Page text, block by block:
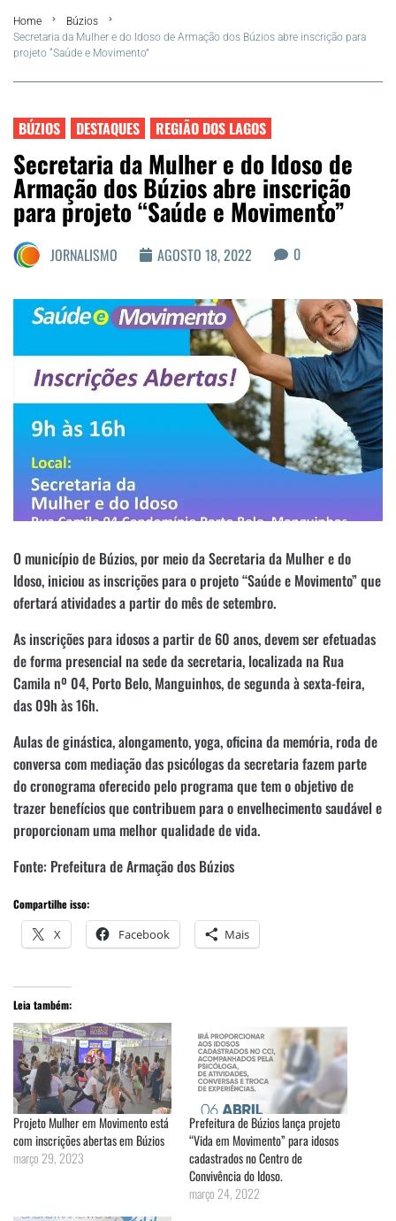
FLA Araru 2026
Araruama
Região dos Lagos
Agenda Cultural
Colunistas
Matérias Exclusivas
Home
Búzios
Secretaria da Mulher e do Idoso de Armação dos Búzios abre inscrição para
projeto “Saúde e Movimento”
BÚZIOS DESTAQUES REGIÃO DOS LAGOS
Secretaria da Mulher e do Idoso de
Armação dos Búzios abre inscrição
para projeto “Saúde e Movimento”
JORNALISMO AGOSTO 18, 2022 0
O município de Búzios, por meio da Secretaria da Mulher e do
Idoso, iniciou as inscrições para o projeto “Saúde e Movimento” que
ofertará atividades a partir do mês de setembro.
As inscrições para idosos a partir de 60 anos, devem ser efetuadas
de forma presencial na sede da secretaria, localizada na Rua
Camila nº 04, Porto Belo, Manguinhos, de segunda à sexta-feira,
das 09h às 16h.
Aulas de ginástica, alongamento, yoga, oficina da memória, roda de
conversa com mediação das psicólogas da secretaria fazem parte
do cronograma oferecido pelo programa que tem o objetivo de
trazer benefícios que contribuem para o envelhecimento saudável e
proporcionam uma melhor qualidade de vida.
Fonte: Prefeitura de Armação dos Búzios
Compartilhe isso:
X Facebook Mais
Leia também:
Projeto Mulher em Movimento está
com inscrições abertas em Búzios
março 29, 2023
Prefeitura de Búzios lança projeto
“Vida em Movimento” para idosos
cadastrados no Centro de
Convivência do Idoso.
março 24, 2022